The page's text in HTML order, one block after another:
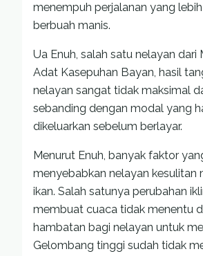
menempuh perjalanan yang
berbuah manis.
Ua Enuh, salah satu nelayan dari
Adat Kasepuhan Bayan, hasil
nelayan sangat tidak maksimal
sebanding dengan modal yang
dikeluarkan sebelum berlayar.
Menurut Enuh, banyak faktor
menyebabkan nelayan kesulitan
ikan. Salah satunya perubahan
membuat cuaca tidak menentu
hambatan bagi nelayan untuk
Gelombang tinggi sudah tidak